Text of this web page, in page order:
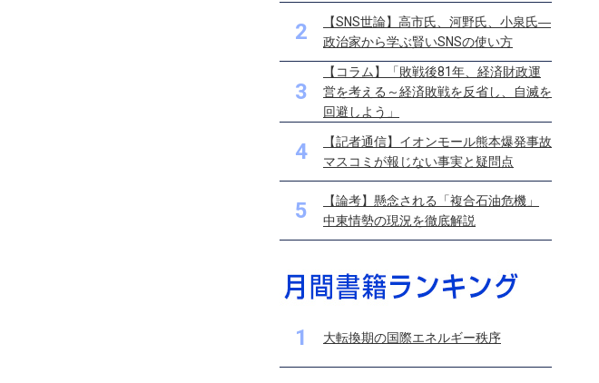
2
【SNS世論】高市氏、河野氏、小泉氏―
政治家から学ぶ賢いSNSの使い方
3
【コラム】「敗戦後81年、経済財政運
営を考える～経済敗戦を反省し、自滅を
回避しよう」
4
【記者通信】イオンモール熊本爆発事故
マスコミが報じない事実と疑問点
5
【論考】懸念される「複合石油危機」
中東情勢の現況を徹底解説
1 大転換期の国際エネルギー秩序